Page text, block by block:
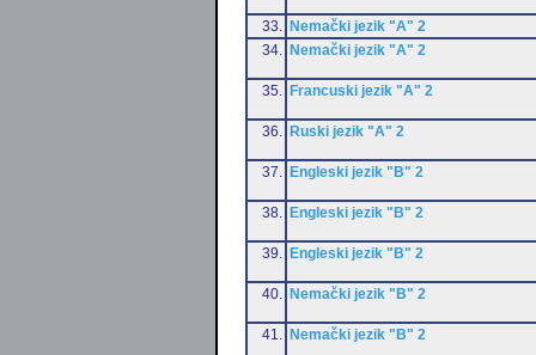
33.
Nemački jezik "A" 2
34.
Nemački jezik "A" 2
35. Francuski jezik "A" 2
36. Ruski jezik "A" 2
37. Engleski jezik "B" 2
38. Engleski jezik "B" 2
39. Engleski jezik "B" 2
40. Nemački jezik "B" 2
41. Nemački jezik "B" 2